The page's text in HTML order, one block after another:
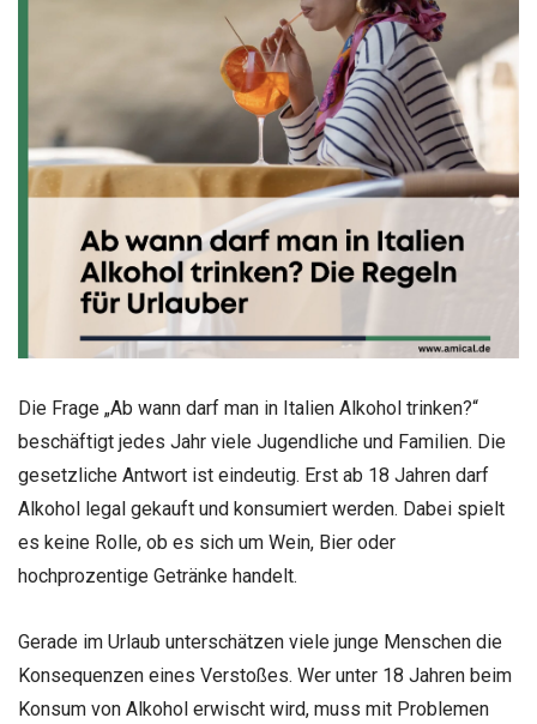
Die Frage „Ab wann darf man in Italien Alkohol trinken?“
beschäftigt jedes Jahr viele Jugendliche und Familien. Die
gesetzliche Antwort ist eindeutig. Erst ab 18 Jahren darf
Alkohol legal gekauft und konsumiert werden. Dabei spielt
es keine Rolle, ob es sich um Wein, Bier oder
hochprozentige Getränke handelt.
Gerade im Urlaub unterschätzen viele junge Menschen die
Konsequenzen eines Verstoßes. Wer unter 18 Jahren beim
Konsum von Alkohol erwischt wird, muss mit Problemen